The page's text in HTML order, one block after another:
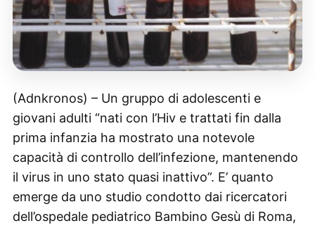
(Adnkronos) – Un gruppo di adolescenti e
giovani adulti “nati con l’Hiv e trattati fin dalla
prima infanzia ha mostrato una notevole
capacità di controllo dell’infezione, mantenendo
il virus in uno stato quasi inattivo”. E’ quanto
emerge da uno studio condotto dai ricercatori
dell’ospedale pediatrico Bambino Gesù di Roma,